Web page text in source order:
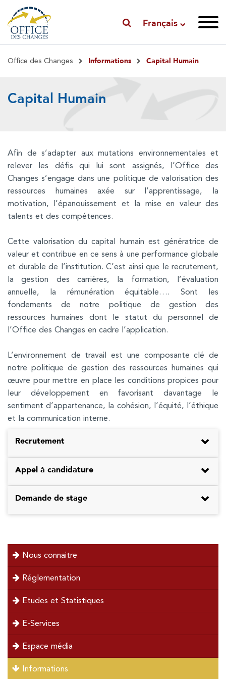
Français
Fil
Office des Changes Informations Capital Humain
Capital Humain
menu
left Nous connaitre
Réglementation
Etudes et Statistiques
E-Services
Espace média
Informations
Afin de s’adapter aux mutations environnementales et
relever les défis qui lui sont assignés, l’Office des
Changes s’engage dans une politique de valorisation des
ressources humaines axée sur l’apprentissage, la
motivation, l’épanouissement et la mise en valeur des
talents et des compétences.
Cette valorisation du capital humain est génératrice de
valeur et contribue en ce sens à une performance globale
et durable de l’institution. C’est ainsi que le recrutement,
la gestion des carrières, la formation, l’évaluation
annuelle, la rémunération équitable…. Sont les
fondements de notre politique de gestion des
ressources humaines dont le statut du personnel de
l’Office des Changes en cadre l’application.
L’environnement de travail est une composante clé de
notre politique de gestion des ressources humaines qui
œuvre pour mettre en place les conditions propices pour
leur développement en favorisant davantage le
sentiment d’appartenance, la cohésion, l’équité, l’éthique
et la communication interne.
Recrutement
Appel à candidature
Demande de stage